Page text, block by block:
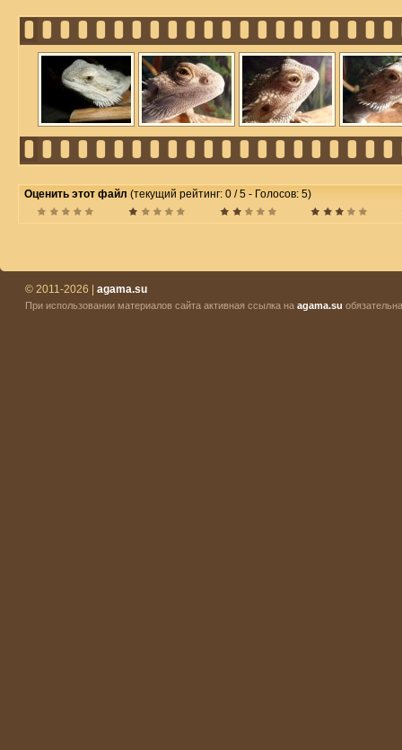
Оценить этот файл (текущий рейтинг: 0 / 5 - Голосов: 5)
© 2011-2026 | agama.su
При использовании материалов сайта активная ссылка на agama.su